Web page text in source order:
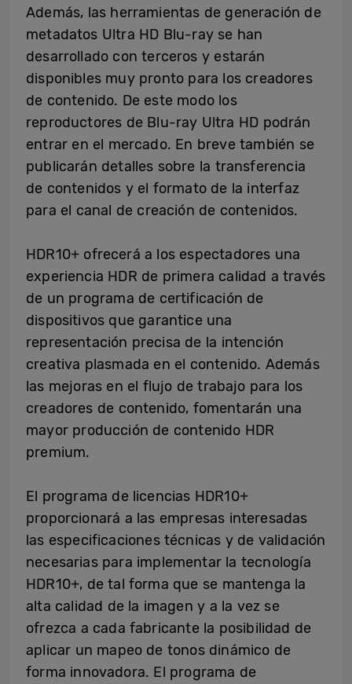
Además, las herramientas de generación de
metadatos Ultra HD Blu-ray se han
desarrollado con terceros y estarán
disponibles muy pronto para los creadores
de contenido. De este modo los
reproductores de Blu-ray Ultra HD podrán
entrar en el mercado. En breve también se
publicarán detalles sobre la transferencia
de contenidos y el formato de la interfaz
para el canal de creación de contenidos.
HDR10+ ofrecerá a los espectadores una
experiencia HDR de primera calidad a través
de un programa de certificación de
dispositivos que garantice una
representación precisa de la intención
creativa plasmada en el contenido. Además
las mejoras en el flujo de trabajo para los
creadores de contenido, fomentarán una
mayor producción de contenido HDR
premium.
El programa de licencias HDR10+
proporcionará a las empresas interesadas
las especificaciones técnicas y de validación
necesarias para implementar la tecnología
HDR10+, de tal forma que se mantenga la
alta calidad de la imagen y a la vez se
ofrezca a cada fabricante la posibilidad de
aplicar un mapeo de tonos dinámico de
forma innovadora. El programa de